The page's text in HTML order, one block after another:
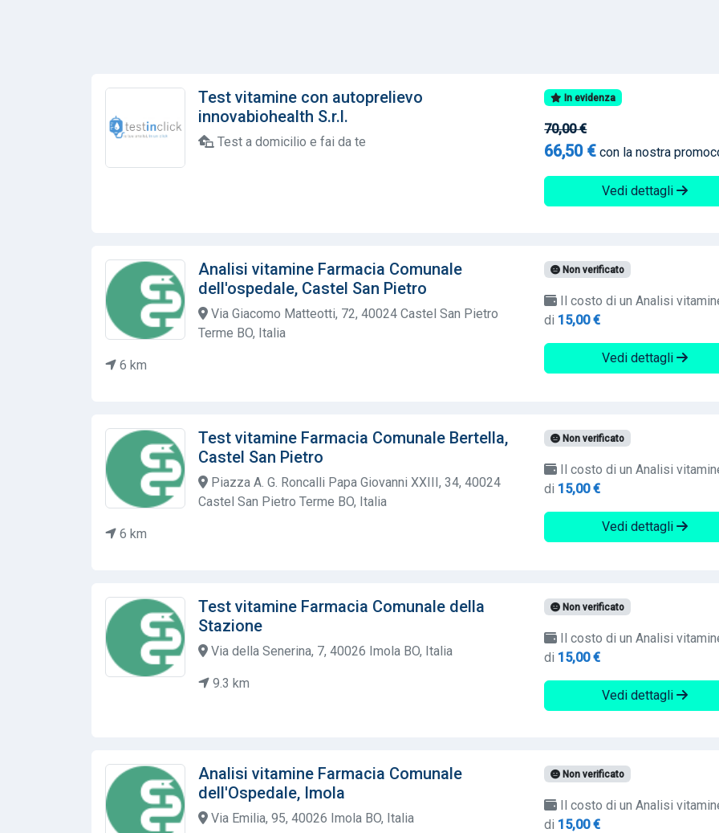
Test vitamine con autoprelievo
innovabiohealth S.r.l.
Test a domicilio e fai da te
In evidenza
70,00 €
66,50 € con la nostra
Vedi dettagli
Analisi vitamine Farmacia Comunale
dell'ospedale, Castel San Pietro
Via Giacomo Matteotti, 72, 40024 Castel San Pietro
Terme BO, Italia
6 km
Non verificato
Il costo di un Analisi
di 15,00 €
Vedi dettagli
Test vitamine Farmacia Comunale Bertella,
Castel San Pietro
Piazza A. G. Roncalli Papa Giovanni XXIII, 34, 40024
Castel San Pietro Terme BO, Italia
6 km
Non verificato
Il costo di un Analisi
di 15,00 €
Vedi dettagli
Test vitamine Farmacia Comunale della
Stazione
Via della Senerina, 7, 40026 Imola BO, Italia
9.3 km
Non verificato
Il costo di un Analisi
di 15,00 €
Vedi dettagli
Analisi vitamine Farmacia Comunale
dell'Ospedale, Imola
Via Emilia, 95, 40026 Imola BO, Italia
Non verificato
Il costo di un Analisi
di 15,00 €